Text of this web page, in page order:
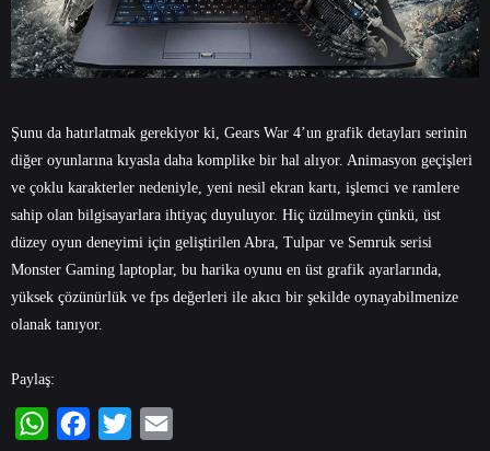
Şunu da hatırlatmak gerekiyor ki, Gears War 4’un grafik detayları serinin
diğer oyunlarına kıyasla daha komplike bir hal alıyor. Animasyon geçişleri
ve çoklu karakterler nedeniyle, yeni nesil ekran kartı, işlemci ve ramlere
sahip olan bilgisayarlara ihtiyaç duyuluyor. Hiç üzülmeyin çünkü, üst
düzey oyun deneyimi için geliştirilen Abra, Tulpar ve Semruk serisi
Monster Gaming laptoplar, bu harika oyunu en üst grafik ayarlarında,
yüksek çözünürlük ve fps değerleri ile akıcı bir şekilde oynayabilmenize
olanak tanıyor.
Paylaş: